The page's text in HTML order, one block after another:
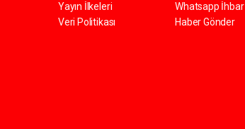
Yayın İlkeleri
Veri Politikası
Whatsapp İhbar
Haber Gönder